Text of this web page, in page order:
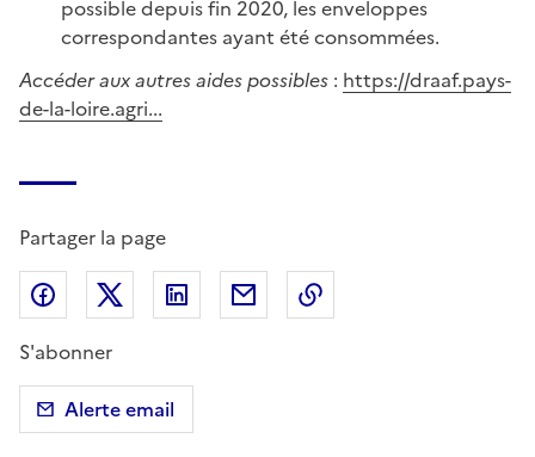
possible depuis fin 2020, les enveloppes
correspondantes ayant été consommées.
Accéder aux autres aides possibles : https://draaf.pays-
de-la-loire.agri...
Partager la page
Partager sur Facebook
Partager sur X (anciennement Twitter)
Partager sur LinkedIn
Partager par email
S'abonner
Alerte email